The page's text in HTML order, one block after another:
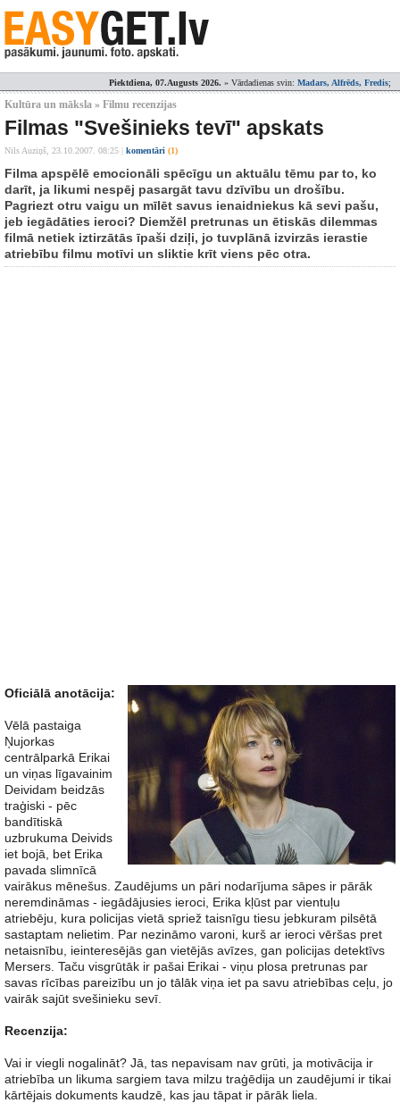
Piektdiena, 07.Augusts 2026. » Vārdadienas svin: Madars, Alfrēds, Fredis;
Kultūra un māksla » Filmu recenzijas
Filmas "Svešinieks tevī" apskats
Nils Auziņš, 23.10.2007. 08:25 komentāri (1)
Filma apspēlē emocionāli spēcīgu un aktuālu tēmu par to, ko
darīt, ja likumi nespēj pasargāt tavu dzīvību un drošību.
Pagriezt otru vaigu un mīlēt savus ienaidniekus kā sevi pašu,
jeb iegādāties ieroci? Diemžēl pretrunas un ētiskās dilemmas
filmā netiek iztirzātās īpaši dziļi, jo tuvplānā izvirzās ierastie
atriebību filmu motīvi un sliktie krīt viens pēc otra.
Oficiālā anotācija:
Vēlā pastaiga
Ņujorkas
centrālparkā Erikai
un viņas līgavainim
Deividam beidzās
traģiski - pēc
bandītiskā
uzbrukuma Deivids
iet bojā, bet Erika
pavada slimnīcā
vairākus mēnešus. Zaudējums un pāri nodarījuma sāpes ir pārāk
neremdināmas - iegādājusies ieroci, Erika kļūst par vientuļu
atriebēju, kura policijas vietā spriež taisnīgu tiesu jebkuram pilsētā
sastaptam nelietim. Par nezināmo varoni, kurš ar ieroci vēršas pret
netaisnību, ieinteresējās gan vietējās avīzes, gan policijas detektīvs
Mersers. Taču visgrūtāk ir pašai Erikai - viņu plosa pretrunas par
savas rīcības pareizību un jo tālāk viņa iet pa savu atriebības ceļu, jo
vairāk sajūt svešinieku sevī.
Recenzija:
Vai ir viegli nogalināt? Jā, tas nepavisam nav grūti, ja motivācija ir
atriebība un likuma sargiem tava milzu traģēdija un zaudējumi ir tikai
kārtējais dokuments kaudzē, kas jau tāpat ir pārāk liela.